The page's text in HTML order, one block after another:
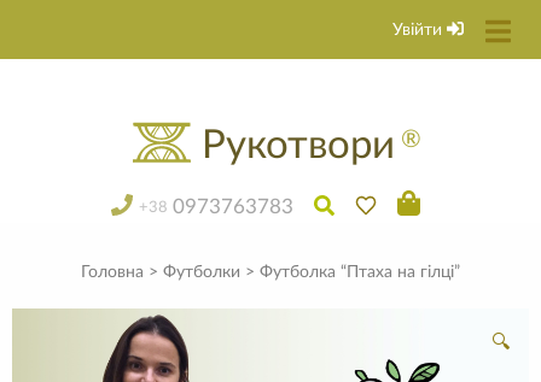
Увійти
Рукотвори ®
+38 0973763783
Головна > Футболки > Футболка “Птаха на гілці”
🔍